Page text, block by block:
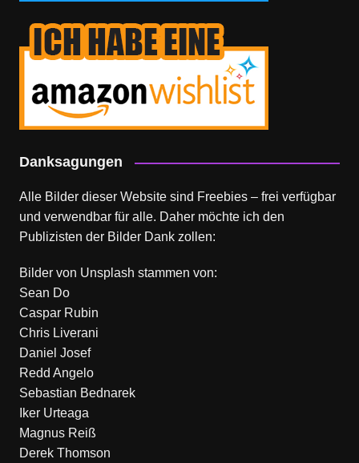
Danksagungen
Alle Bilder dieser Website sind Freebies – frei verfügbar
und verwendbar für alle. Daher möchte ich den
Publizisten der Bilder Dank zollen:
Bilder von Unsplash stammen von:
Sean Do
Caspar Rubin
Chris Liverani
Daniel Josef
Redd Angelo
Sebastian Bednarek
Iker Urteaga
Magnus Reiß
Derek Thomson